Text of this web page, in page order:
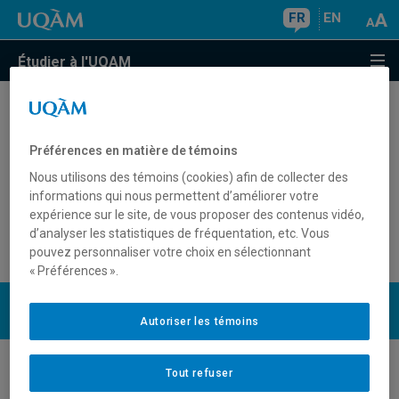
FR EN
Étudier à l'UQAM
Est-ce qu'un étudiant libre ou un
auditeur reçoit un diplôme?
Non. Il faut être admis à un programme d'études et avoir
complété son cheminement pour pouvoir être diplômé.
UQAM
Préférences en matière de témoins
Nous utilisons des témoins (cookies) afin de collecter des
informations qui nous permettent d’améliorer votre
expérience sur le site, de vous proposer des contenus vidéo,
d’analyser les statistiques de fréquentation, etc. Vous
pouvez personnaliser votre choix en sélectionnant
« Préférences ».
Tout refuser
Autoriser les témoins